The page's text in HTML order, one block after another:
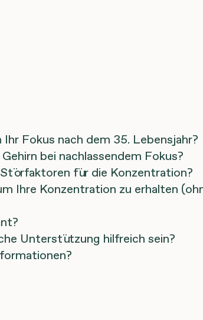
Fokus nach dem 35. Lebensjahr?
bei nachlassendem Fokus?
für die Konzentration?
Ihre Konzentration zu erhalten
Unterstützung hilfreich sein?